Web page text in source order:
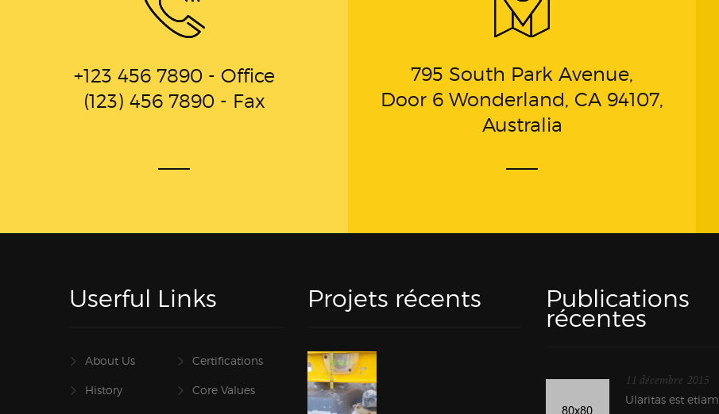
+123 456 7890 - Office
(123) 456 7890 - Fax
795 South Park Avenue,
Door 6 Wonderland, CA 94107,
Australia
Userful Links
About Us Certifications
History Core Values
Projets récents Publications
récentes
11 décembre 2015
Ularitas est etiam